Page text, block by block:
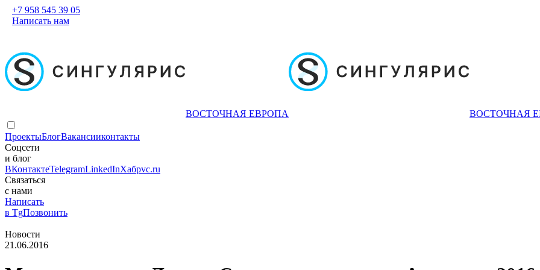
+7 958 545 39 05
Написать нам
ВОСТОЧНАЯ ЕВРОПА ВОСТОЧНАЯ
ПроектыБлогВакансииконтакты
Соцсети
и блог
ВКонтактеTelegramLinkedInХабрvc.ru
Связаться
с нами
Написать
в TgПозвонить
Новости
21.06.2016